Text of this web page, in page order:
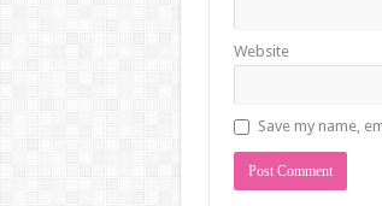
Website
Save my name,